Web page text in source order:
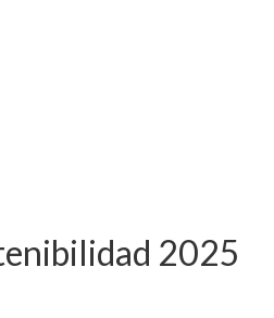
2025